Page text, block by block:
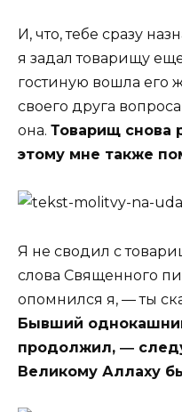
И, что, тебе сразу
я задал товарищу
гостиную вошла его
своего друга
она. Товарищ снова
этому мне также
Я не сводил с
слова Священного
опомнился я, ― ты
Бывший
продолжил, ―
Великому Аллаху